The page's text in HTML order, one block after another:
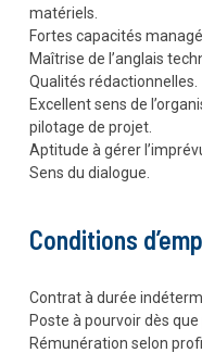
matériels.
Fortes capacités
Maîtrise de l’anglais
Qualités rédactionnelles.
Excellent sens de
pilotage de projet.
Aptitude à gérer
Sens du dialogue.
Conditions
Contrat à durée
Poste à pourvoir dès que
Rémunération selon